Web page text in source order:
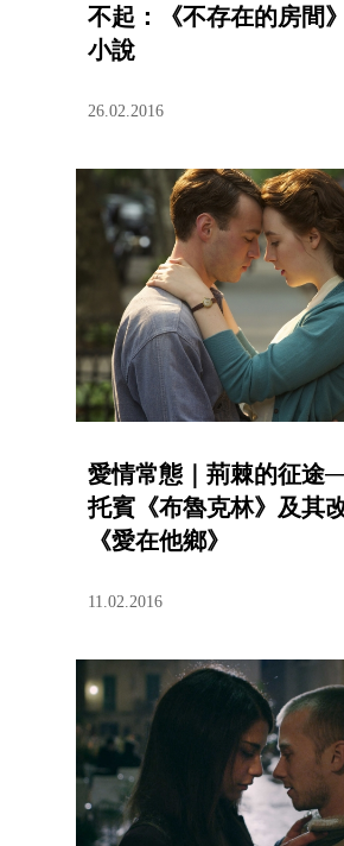
不起：《不存在的房間
小說
26.02.2016
愛情常態｜荊棘的征途
托賓《布魯克林》及其
《愛在他鄉》
11.02.2016